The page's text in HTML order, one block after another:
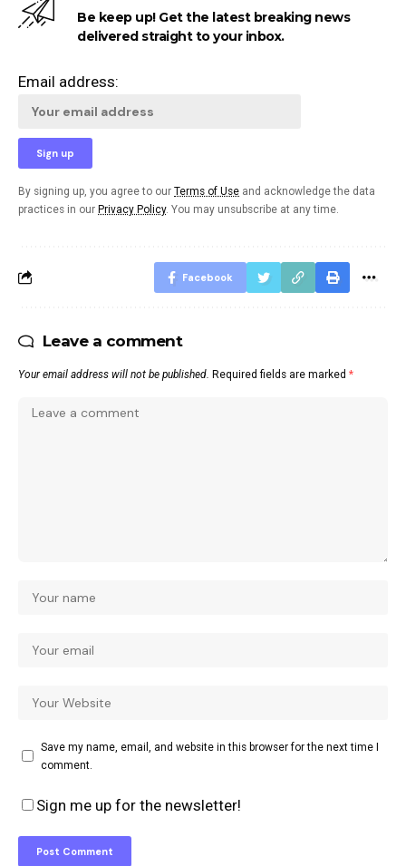
Be keep up! Get the latest breaking news
delivered straight to your inbox.
Email address:
By signing up, you agree to our Terms of Use and acknowledge the data
practices in our Privacy Policy. You may unsubscribe at any time.
Facebook
Leave a comment
Your email address will not be published. Required fields are marked *
Save my name, email, and website in this browser for the next time I
comment.
Sign me up for the newsletter!